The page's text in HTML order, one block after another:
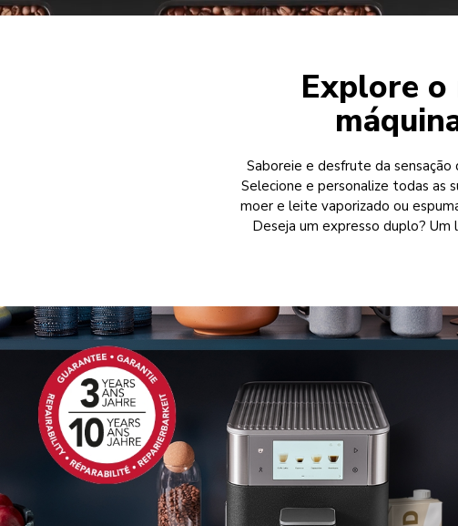
Explore o
Saboreie e desfrute da
Selecione e personalize todas as
moer e leite vaporizado ou
Deseja um expresso duplo?